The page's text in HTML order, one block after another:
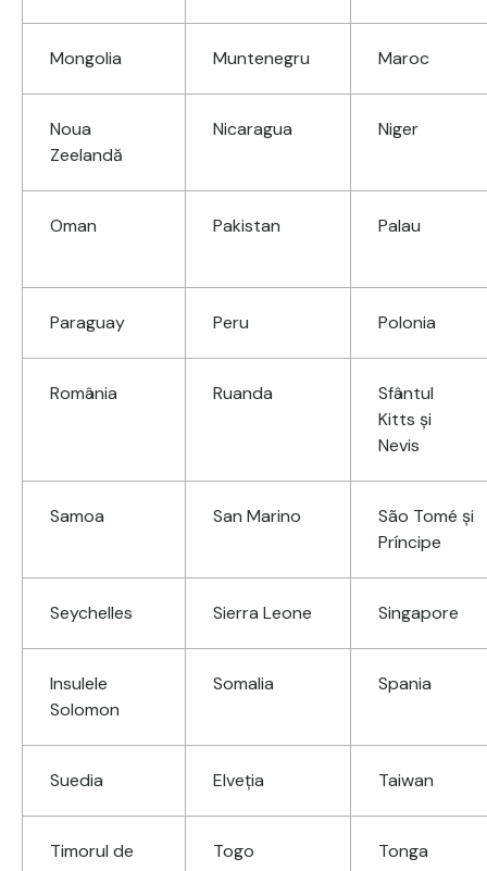
Mongolia Muntenegru Maroc
Noua
Zeelandă
Nicaragua Niger
Oman Pakistan Palau
Paraguay Peru Polonia
România Ruanda
Sfântul
Kitts și
Nevis
Samoa San Marino
São Tomé și
Príncipe
Seychelles Sierra Leone Singapore
Insulele
Solomon
Somalia Spania
Suedia Elveţia Taiwan
Timorul de
Togo Tonga